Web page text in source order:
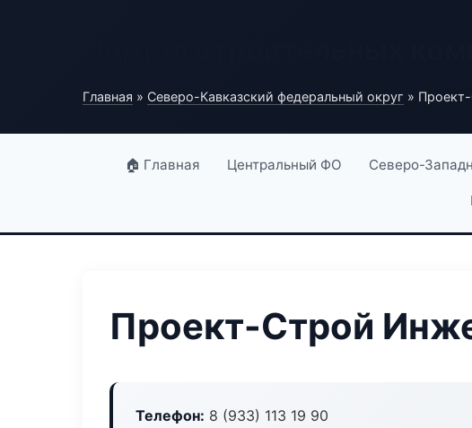
Главная » Северо-Кавказский федеральный округ »
🏠 Главная Центральный ФО Северо-
Проект-Строй
Телефон: 8 (933) 113 19 90